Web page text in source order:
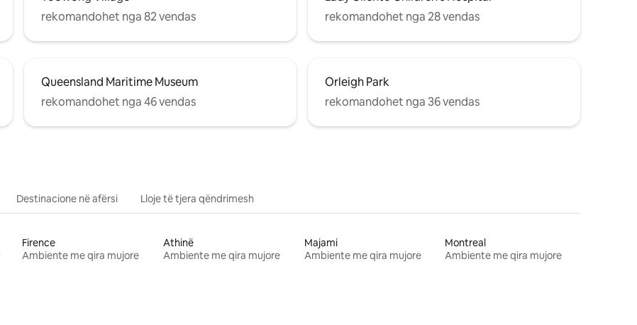
rekomandohet nga 82 vendas
rekomandohet nga 28 vendas
Queensland Maritime Museum
rekomandohet nga 46 vendas
Orleigh Park
rekomandohet nga 36 vendas
Destinacione në afërsi Lloje të tjera qëndrimesh
Firence
Ambiente me qira mujore
Athinë
Ambiente me qira mujore
Majami
Ambiente me qira mujore
Montreal
Ambiente me qira mujore